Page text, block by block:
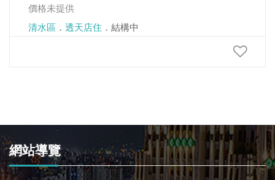
價格未提供
清水區 ． 透天店住 ．結構中
網站導覽